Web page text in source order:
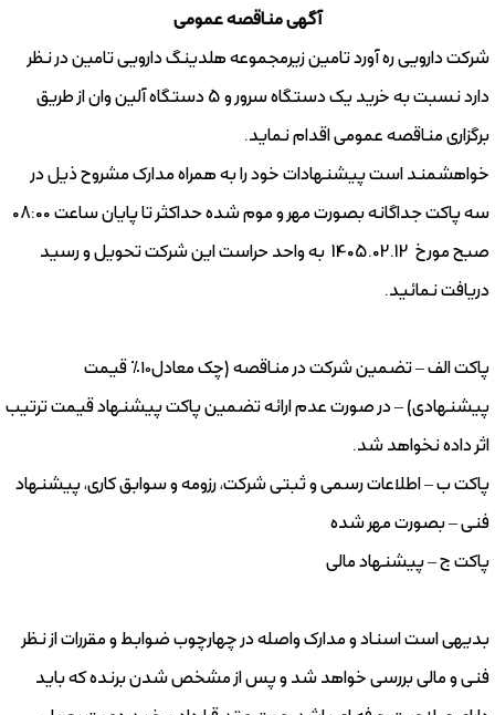
آگهی مناقصه عمومی
شرکت دارویی ره آورد تامین زیرمجموعه هلدینگ دارویی تامین در نظر
دارد نسبت به خرید یک دستگاه سرور و 5 دستگاه آلین وان از طریق
برگزاری مناقصه عمومی اقدام نماید.
خواهشمند است پیشنهادات خود را به همراه مدارک مشروح ذیل در
سه پاکت جداگانه بصورت مهر و موم شده حداکثر تا پایان ساعت 08:00
صبح مورخ 1405.02.12 به واحد حراست این شرکت تحویل و رسید
دریافت نمائید.
پاکت الف – تضمین شرکت در مناقصه (چک معادل۱۰% قیمت
پیشنهادی) – در صورت عدم ارائه تضمین پاکت پیشنهاد قیمت ترتیب
اثر داده نخواهد شد.
پاکت ب – اطلاعات رسمی و ثبتی شرکت، رزومه و سوابق کاری، پیشنهاد
فنی – بصورت مهر شده
پاکت ج – پیشنهاد مالی
بدیهی است اسناد و مدارک واصله در چهارچوب ضوابط و مقررات از نظر
فنی و مالی بررسی خواهد شد و پس از مشخص شدن برنده که باید